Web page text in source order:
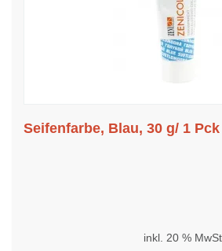
Seifenfarbe, Blau, 30 g/ 1 Pck
inkl. 20 %